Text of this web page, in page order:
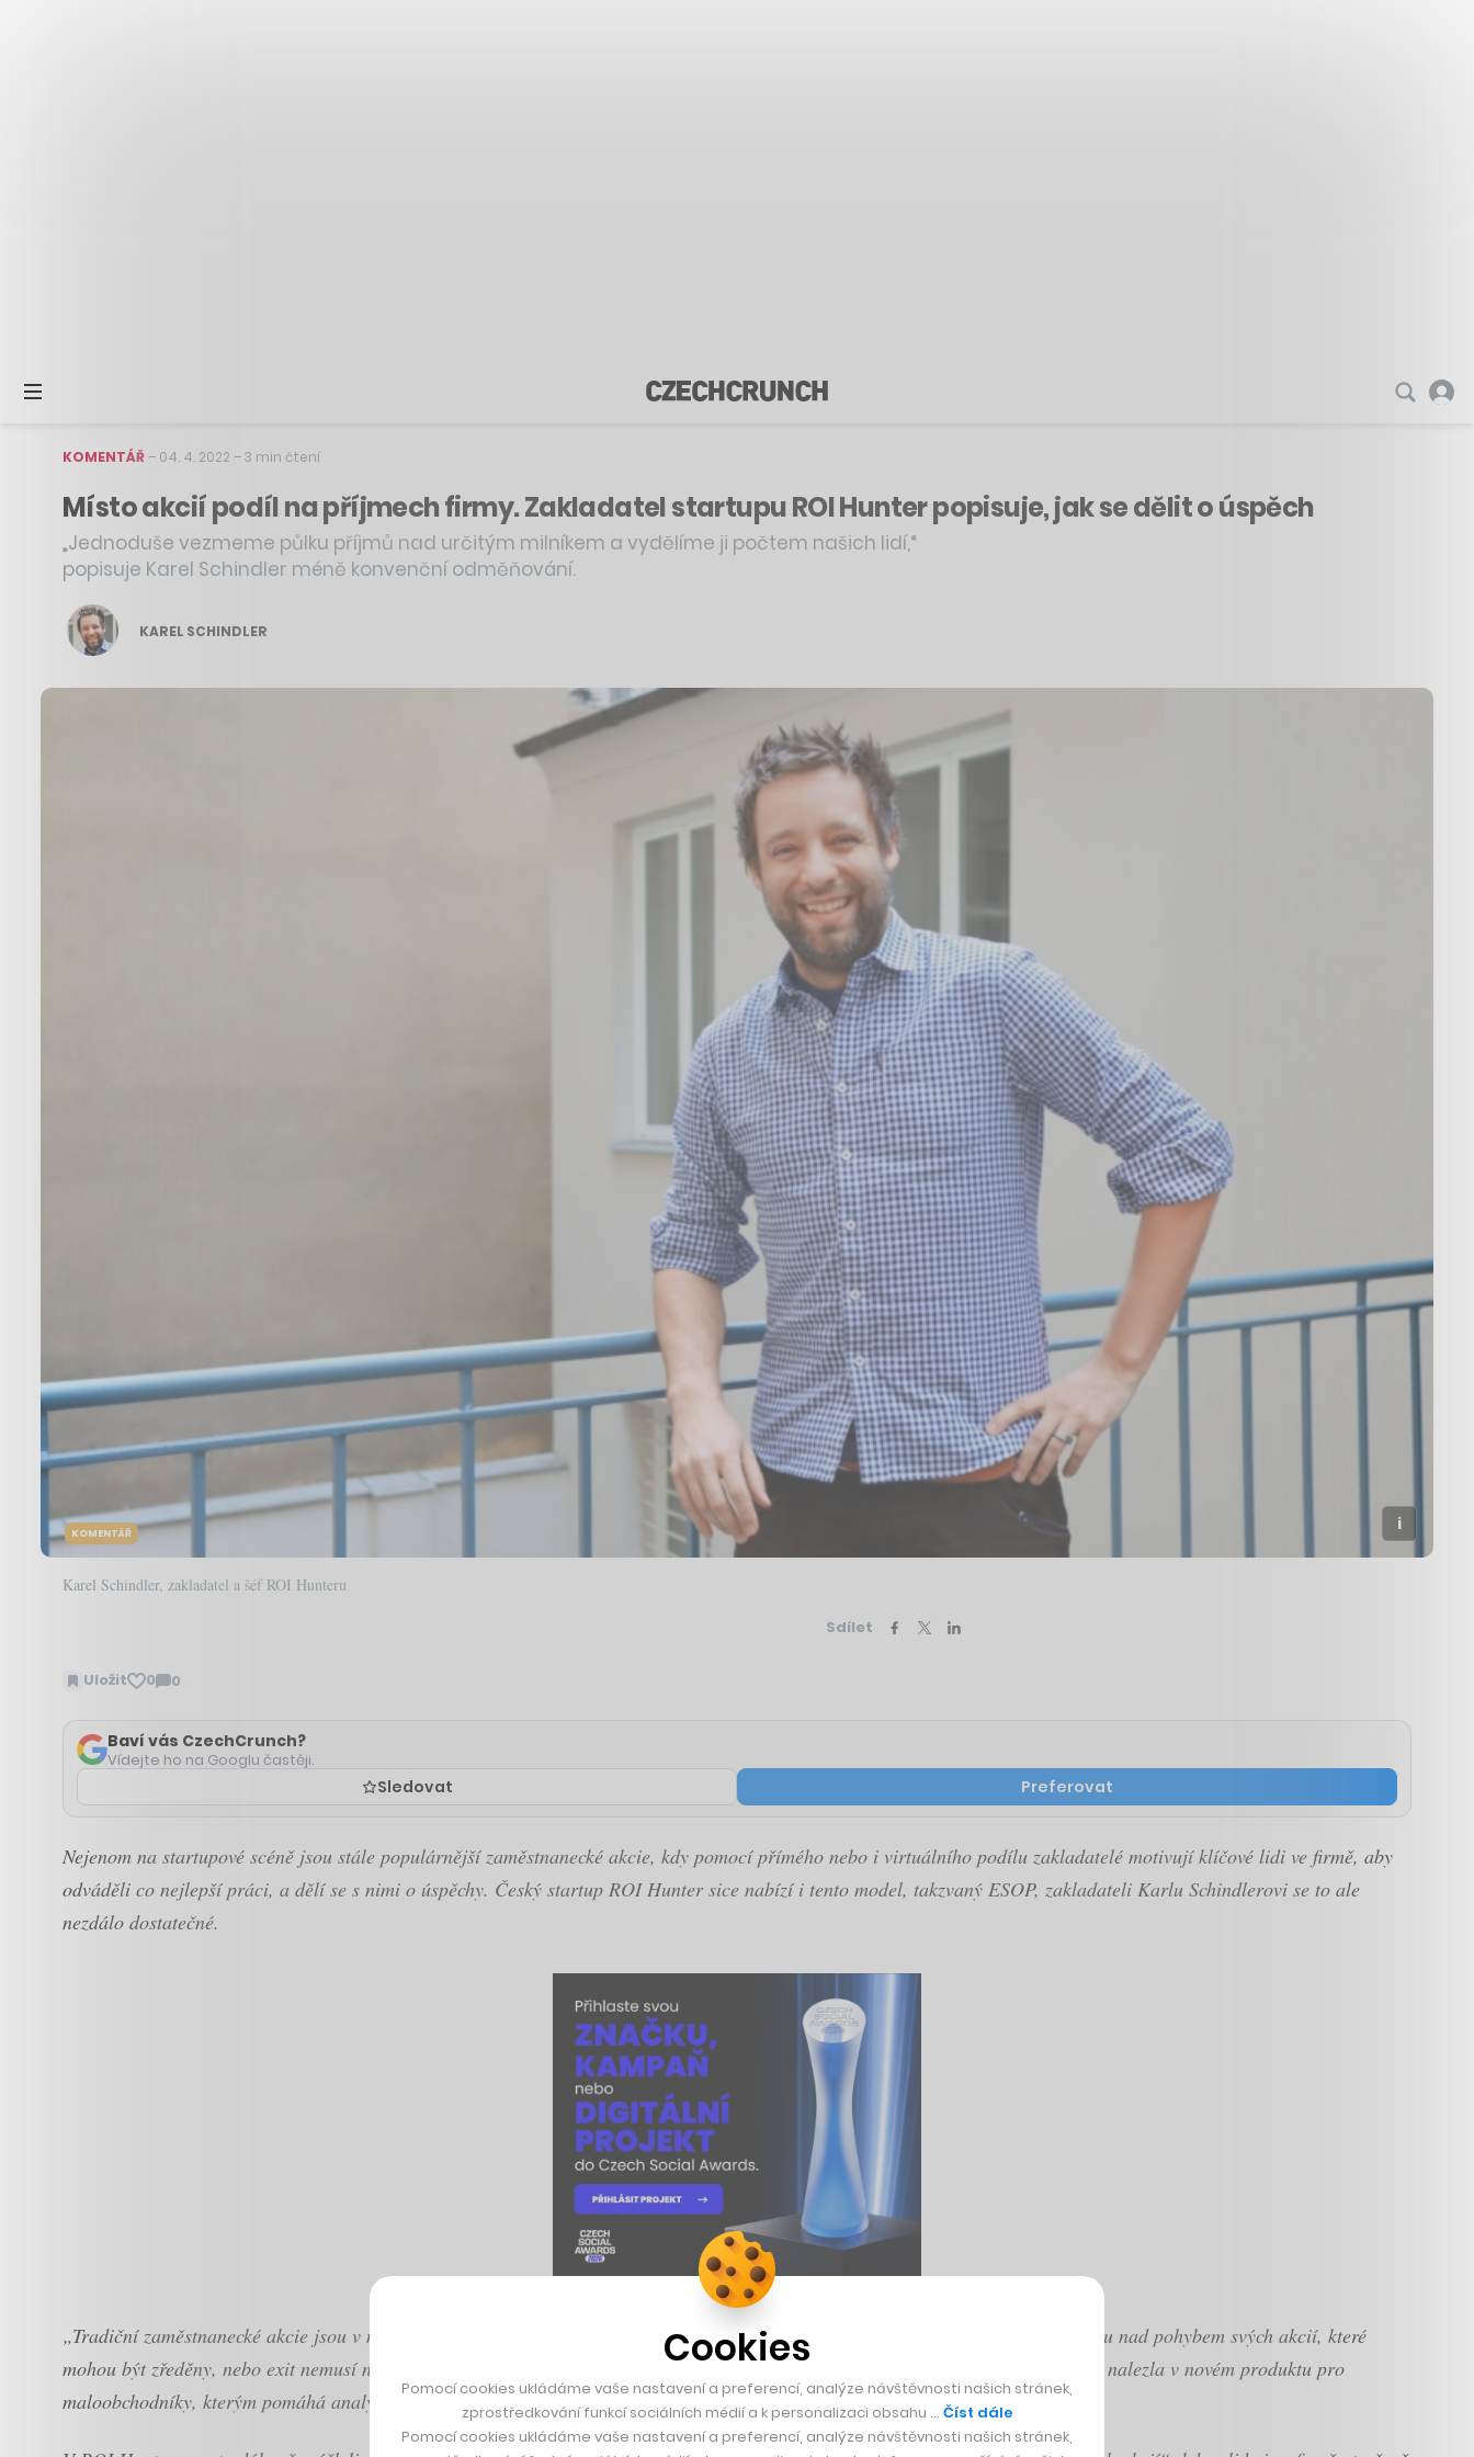
KOMENTÁŘ– 04. 4. 2022 –3 min čtení
Místo akcií podíl na příjmech firmy. Zakladatel startupu ROI Hunter popisuje, jak se dělit o úspěch
„Jednoduše vezmeme půlku příjmů nad určitým milníkem a vydělíme ji počtem našich lidí,“
popisuje Karel Schindler méně konvenční odměňování.
KAREL SCHINDLER
KOMENTÁŘ
Karel Schindler, zakladatel a šéf ROI Hunteru
Sdílet
Uložit 0 0
Zobrazit
Baví vás CzechCrunch?
Vídejte ho na Googlu častěji.
Sledovat Preferovat
Nejenom na startupové scéně jsou stále populárnější zaměstnanecké akcie, kdy pomocí přímého nebo i virtuálního podílu zakladatelé motivují klíčové lidi ve firmě, aby
odváděli co nejlepší práci, a dělí se s nimi o úspěchy. Český startup ROI Hunter sice nabízí i tento model, takzvaný ESOP, zakladateli Karlu Schindlerovi se to ale
nezdálo dostatečné.
„Tradiční zaměstnanecké akcie jsou v malých startupech, jako je ten náš, něco příliš virtuálního. Lidé často nemají žádnou kontrolu nad pohybem svých akcií, které
mohou být zředěny, nebo exit nemusí nikdy nastat,“ přibližuje Schindler, jehož firma před několika lety ztratila svou vizi a znovu ji nalezla v novém produktu pro
maloobchodníky, kterým pomáhá analyzovat prodeje.
Cookies
Pomocí cookies ukládáme vaše nastavení a preferencí, analýze návštěvnosti našich stránek,
zprostředkování funkcí sociálních médií a k personalizaci obsahu … Číst dále
Pomocí cookies ukládáme vaše nastavení a preferencí, analýze návštěvnosti našich stránek,